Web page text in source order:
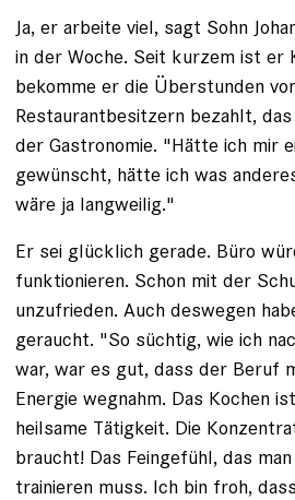
Ja, er arbeite viel, sagt Sohn
in der Woche. Seit kurzem ist er
bekomme er die Überstunden
Restaurantbesitzern bezahlt,
der Gastronomie. "Hätte ich mir
gewünscht, hätte ich was
wäre ja langweilig."
Er sei glücklich gerade. Büro
funktionieren. Schon mit der
unzufrieden. Auch deswegen
geraucht. "So süchtig, wie ich
war, war es gut, dass der Beruf
Energie wegnahm. Das Kochen
heilsame Tätigkeit. Die
braucht! Das Feingefühl, das
trainieren muss. Ich bin froh,